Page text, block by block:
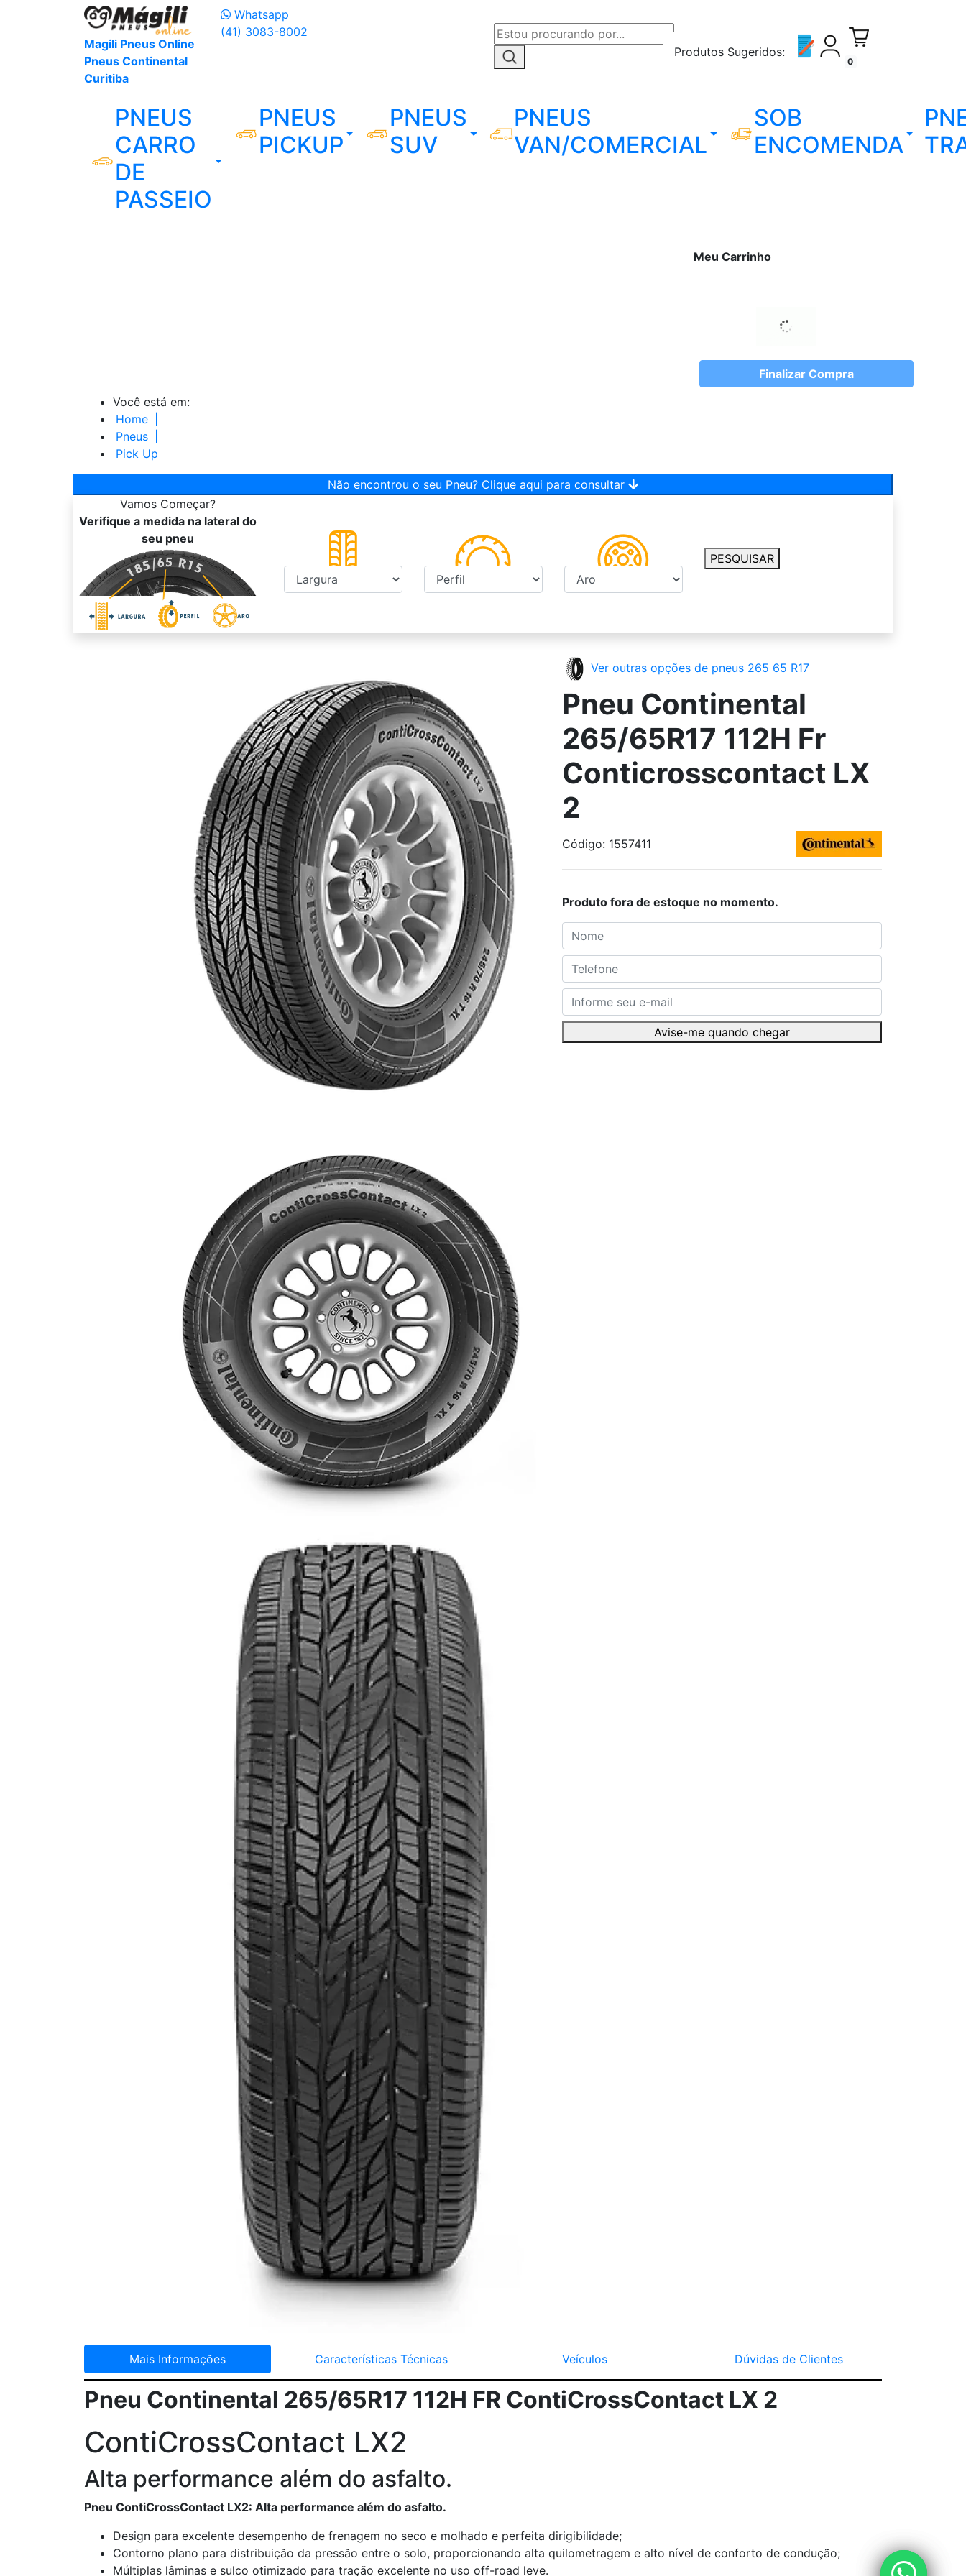
Magili Pneus Online
Pneus Continental
Curitiba
Whatsapp
(41) 3083-8002
Produtos Sugeridos:
0
PNEUS
CARRO
DE
PASSEIO
PNEUS
PICKUP
PNEUS
SUV
PNEUS
VAN/COMERCIAL
SOB
ENCOMENDA
Meu Carrinho
Finalizar Compra
Você está em:
Home
Pneus
Pick Up
Não encontrou o seu Pneu? Clique aqui para consultar
Vamos Começar?
Verifique a medida na lateral do
seu pneu
PESQUISAR
Ver outras opções de pneus 265 65 R17
Pneu Continental
265/65R17 112H Fr
Conticrosscontact LX
2
Código: 1557411
Produto fora de estoque no momento.
Avise-me quando chegar
Mais Informações Características Técnicas Veículos Dúvidas de Clientes
Pneu Continental 265/65R17 112H FR ContiCrossContact LX 2
ContiCrossContact LX2
Alta performance além do asfalto.
Pneu ContiCrossContact LX2: Alta performance além do asfalto.
Design para excelente desempenho de frenagem no seco e molhado e perfeita dirigibilidade;
Contorno plano para distribuição da pressão entre o solo, proporcionando alta quilometragem e alto nível de conforto de condução;
Múltiplas lâminas e sulco otimizado para tração excelente no uso off-road leve.